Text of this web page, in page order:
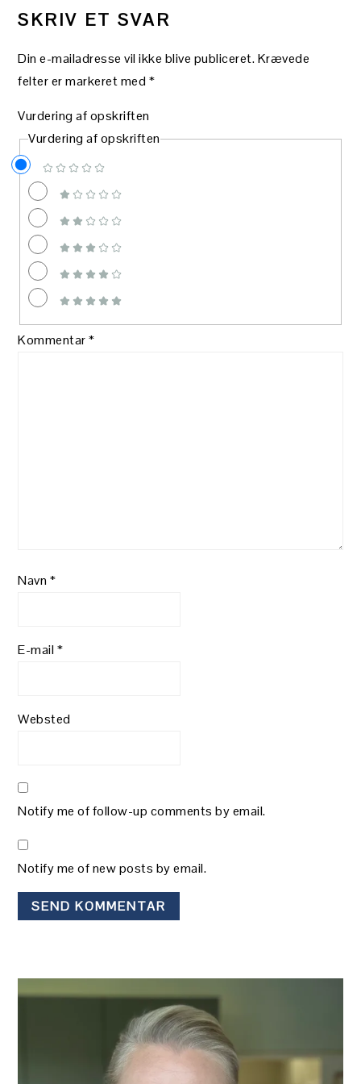
SKRIV ET SVAR
Din e-mailadresse vil ikke blive publiceret.Krævede
felter er markeret med *
Vurdering af opskriften
Vurdering af opskriften
Kommentar*
Navn *
E-mail*
Websted
Notify me of follow-up comments by email.
Notify me of new posts by email.
PRIMÆR